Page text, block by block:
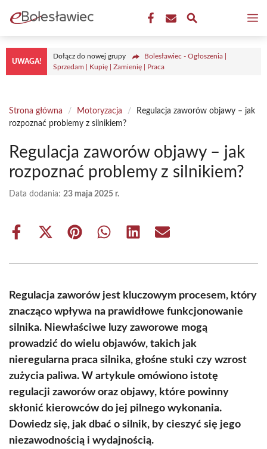
treści
UWAGA!
Dołącz do nowej grupy
Bolesławiec - Ogłoszenia |
Sprzedam | Kupię | Zamienię | Praca
Strona główna / Motoryzacja /
Regulacja zaworów objawy – jak
rozpoznać problemy z silnikiem?
Regulacja zaworów objawy – jak
rozpoznać problemy z silnikiem?
Data dodania: 23 maja 2025 r.
Share
Share
(Twitter)
Share Share Share Share
Regulacja zaworów jest kluczowym procesem, który
znacząco wpływa na prawidłowe funkcjonowanie
silnika. Niewłaściwe luzy zaworowe mogą
prowadzić do wielu objawów, takich jak
nieregularna praca silnika, głośne stuki czy wzrost
zużycia paliwa. W artykule omówiono istotę
regulacji zaworów oraz objawy, które powinny
skłonić kierowców do jej pilnego wykonania.
Dowiedz się, jak dbać o silnik, by cieszyć się jego
niezawodnością i wydajnością.